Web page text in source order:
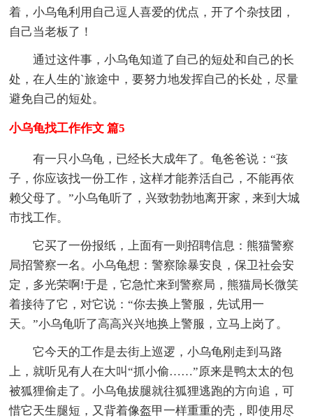
着，小乌龟利用自己逗人喜爱的优点，开了个杂技团，
自己当老板了！
通过这件事，小乌龟知道了自己的短处和自己的长
处，在人生的`旅途中，要努力地发挥自己的长处，尽量
避免自己的短处。
小乌龟找工作作文 篇5
有一只小乌龟，已经长大成年了。龟爸爸说：“孩
子，你应该找一份工作，这样才能养活自己，不能再依
赖父母了。”小乌龟听了，兴致勃勃地离开家，来到大城
市找工作。
它买了一份报纸，上面有一则招聘信息：熊猫警察
局招警察一名。小乌龟想：警察除暴安良，保卫社会安
定，多光荣啊!于是，它急忙来到警察局，熊猫局长微笑
着接待了它，对它说：“你去换上警服，先试用一
天。”小乌龟听了高高兴兴地换上警服，立马上岗了。
它今天的工作是去街上巡逻，小乌龟刚走到马路
上，就听见有人在大叫“抓小偷……”原来是鸭太太的包
被狐狸偷走了。小乌龟拔腿就往狐狸逃跑的方向追，可
惜它天生腿短，又背着像盔甲一样重重的壳，即使用尽